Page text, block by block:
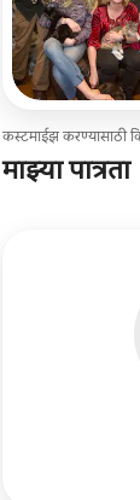
कस्टमाईझ करण्यासाठी
माझ्या पात्रता